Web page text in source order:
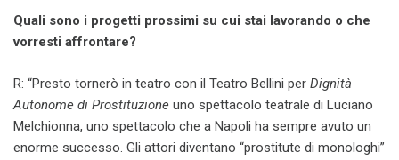
Quali sono i progetti prossimi su cui stai lavorando o che
vorresti affrontare?
R: “Presto tornerò in teatro con il Teatro Bellini per Dignità
Autonome di Prostituzione uno spettacolo teatrale di Luciano
Melchionna, uno spettacolo che a Napoli ha sempre avuto un
enorme successo. Gli attori diventano “prostitute di monologhi”